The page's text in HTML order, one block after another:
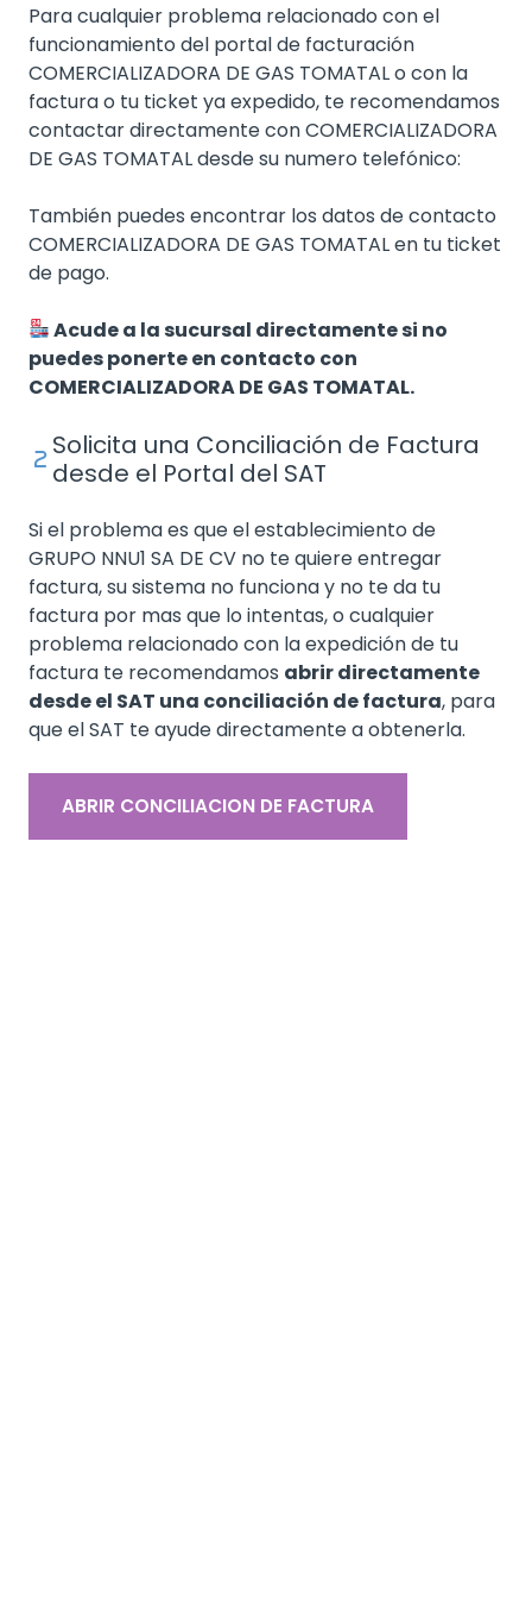
Para cualquier problema relacionado con el
funcionamiento del portal de facturación
COMERCIALIZADORA DE GAS TOMATAL o con la
factura o tu ticket ya expedido, te recomendamos
contactar directamente con COMERCIALIZADORA
DE GAS TOMATAL desde su numero telefónico:
También puedes encontrar los datos de contacto
COMERCIALIZADORA DE GAS TOMATAL en tu ticket
de pago.
Acude a la sucursal directamente si no
puedes ponerte en contacto con
COMERCIALIZADORA DE GAS TOMATAL.
Solicita una Conciliación de Factura
desde el Portal del SAT
Si el problema es que el establecimiento de
GRUPO NNU1 SA DE CV no te quiere entregar
factura, su sistema no funciona y no te da tu
factura por mas que lo intentas, o cualquier
problema relacionado con la expedición de tu
factura te recomendamos abrir directamente
desde el SAT una conciliación de factura, para
que el SAT te ayude directamente a obtenerla.
ABRIR CONCILIACION DE FACTURA